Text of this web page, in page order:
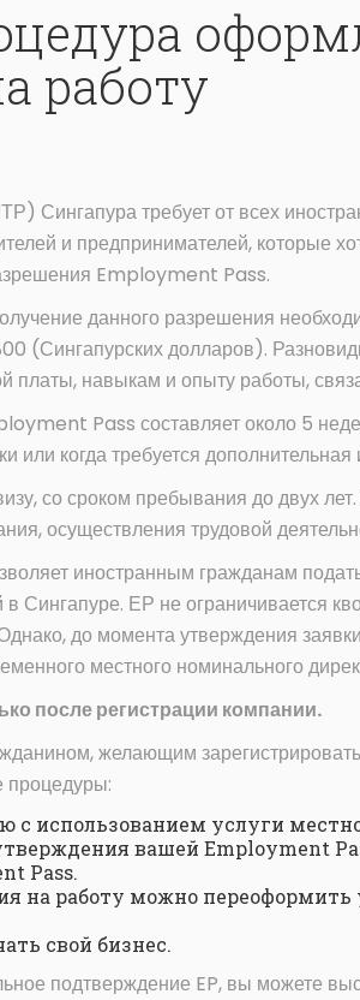
работу
Сингапура требует от всех
и предпринимателей, которые
Employment Pass.
данного разрешения
(Сингапурских долларов).
платы, навыкам и опыту работы,
Pass составляет около 5
или когда требуется
со сроком пребывания до двух
осуществления трудовой
иностранным гражданам
Сингапуре. ЕР не ограничивается
до момента утверждения
местного номинального
после регистрации компании.
желающим
процедуры:
с использованием услуги
вашей Employment
Pass.
на работу можно
свой бизнес.
подтверждение EP, вы можете